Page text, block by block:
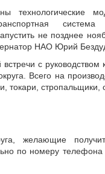
технологические
не позднее
НАО Юрий
с
Всего на
токари,
желающие
по номеру